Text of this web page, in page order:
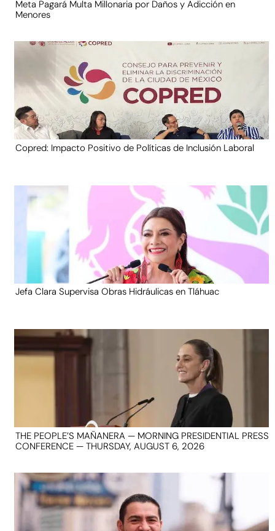
Meta Pagará Multa Millonaria por Daños y Adicción en
Menores
Copred: Impacto Positivo de Políticas de Inclusión Laboral
Jefa Clara Supervisa Obras Hidráulicas en Tláhuac
THE PEOPLE’S MAÑANERA — MORNING PRESIDENTIAL PRESS
CONFERENCE — THURSDAY, AUGUST 6, 2026